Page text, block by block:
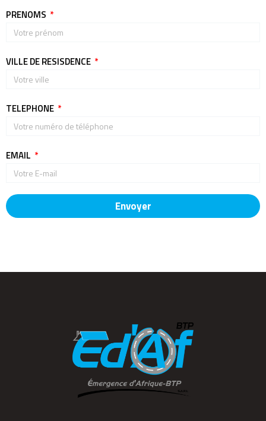
PRENOMS
VILLE DE RESISDENCE
TELEPHONE
EMAIL
Envoyer